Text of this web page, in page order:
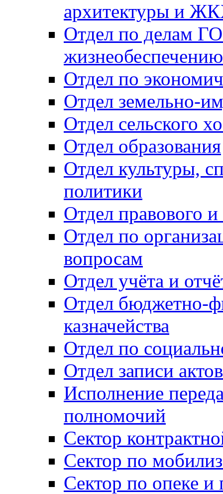
архитектуры и
Отдел по делам
Отдел по
Отдел земельно-
Отдел сельского
Отдел образования
Отдел культуры,
политики
Отдел правового
Отдел по
вопросам
Отдел учёта и
Отдел бюджетно-
казначейства
Отдел по
Отдел записи
Исполнение
полномочий
Сектор
Сектор по
Сектор по опеке и